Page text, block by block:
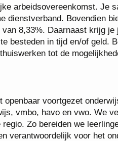
arbeidsovereenkomst. Je
dienstverband. Bovendien
8,33%. Daarnaast krijg
besteden in tijd en/of geld.
tot de
openbaar voortgezet
vmbo, havo en vwo. We
Zo bereiden we
verantwoordelijk voor het